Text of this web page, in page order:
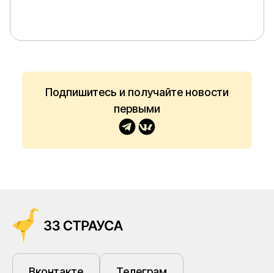
Подпишитесь и получайте новости
первыми